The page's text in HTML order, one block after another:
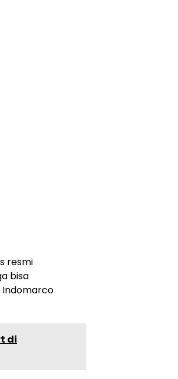
resmi
bisa
Indomarco
di